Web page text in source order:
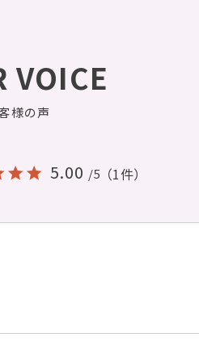
VOICE
様の声
5.00 /5 （1件）